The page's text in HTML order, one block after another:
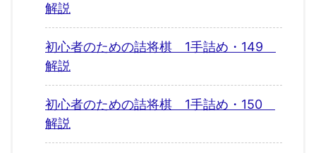
解説
初心者のための詰将棋 1手詰め・149
解説
初心者のための詰将棋 1手詰め・150
解説